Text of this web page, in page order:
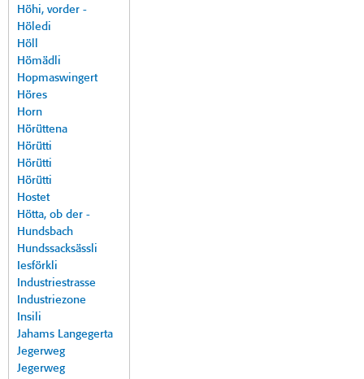
Höhi, vorder -
Höledi
Höll
Hömädli
Hopmaswingert
Höres
Horn
Hörüttena
Hörütti
Hörütti
Hörütti
Hostet
Hötta, ob der -
Hundsbach
Hundssacksässli
Iesförkli
Industriestrasse
Industriezone
Insili
Jahams Langegerta
Jegerweg
Jegerweg